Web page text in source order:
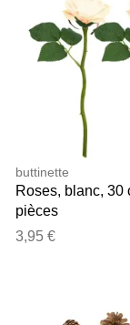
buttinette
Roses, blanc, 30
pièces
3,95 €